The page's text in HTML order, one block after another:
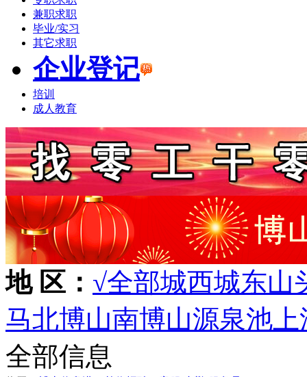
兼职求职
毕业/实习
其它求职
企业登记
培训
成人教育
地 区： √全部城西城东山
马北博山南博山源泉池上
全部信息